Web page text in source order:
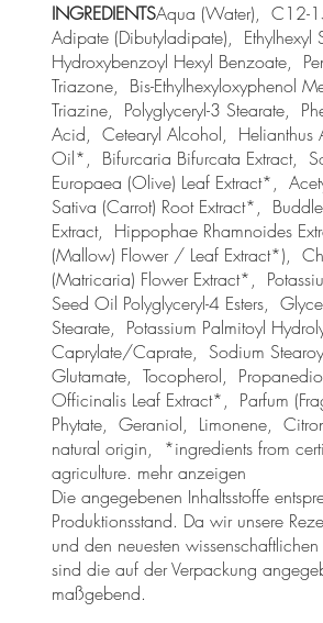
INGREDIENTSAqua (Water), C12-
Adipate (Dibutyladipate),
Hydroxybenzoyl Hexyl Benzoate,
Triazone, Bis-Ethylhexyloxyphenol
Triazine, Polyglyceryl-3 Stearate,
Acid, Cetearyl Alcohol, Helianthus
Oil*, Bifurcaria Bifurcata Extract,
Europaea (Olive) Leaf Extract*,
Sativa (Carrot) Root Extract*,
Extract, Hippophae Rhamnoides
(Mallow) Flower / Leaf Extract*),
(Matricaria) Flower Extract*,
Seed Oil Polyglyceryl-4 Esters,
Stearate, Potassium Palmitoyl
Caprylate/Caprate, Sodium
Glutamate, Tocopherol,
Officinalis Leaf Extract*, Parfum
Phytate, Geraniol, Limonene,
natural origin, *ingredients from
agriculture. mehr anzeigen
Die angegebenen Inhaltsstoffe
Produktionsstand. Da wir unsere
und den neuesten
sind die auf der Verpackung
maßgebend.